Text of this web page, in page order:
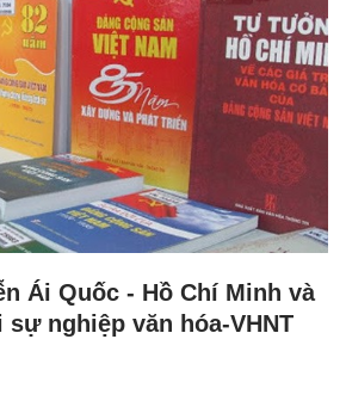
Ái Quốc - Hồ Chí Minh và
sự nghiệp văn hóa-VHNT